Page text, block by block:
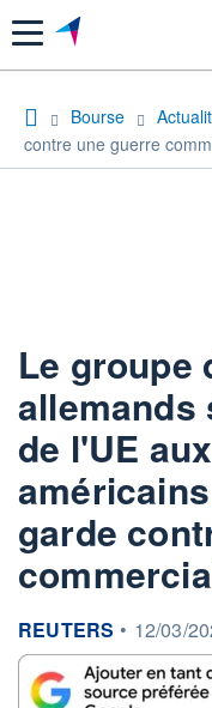
Menu
Bourse
contre une guerre
Le groupe
allemands
de l'UE
garde
information fournie par
REUTERS • 12/03/